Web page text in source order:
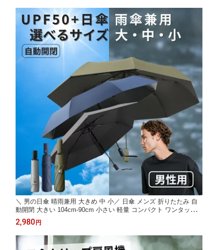
＼ 男の日傘 晴雨兼用 大きめ 中 小／ 日傘 メンズ 折りたたみ 自
動開閉 大きい 104cm-90cm 小さい 軽量 コンパクト ワンタッチ
持ち運び 折り畳み 折りたたみ傘 大きいサイズ UVカット 完全遮
光 遮蔽率99.9% UV UPF50+ 傘 かさ 雨傘 男性 男性用 折り畳み
傘 8本骨 黒
2,980円